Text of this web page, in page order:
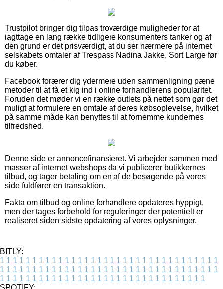
Trustpilot bringer dig tilpas troværdige muligheder for at
iagttage en lang række tidligere konsumenters tanker og af
den grund er det prisværdigt, at du ser nærmere på internet
selskabets omtaler af Trespass Nadina Jakke, Sort Large før
du køber.
Facebook forærer dig ydermere uden sammenligning pæne
metoder til at få et kig ind i online forhandlerens popularitet.
Foruden det møder vi en række outlets på nettet som gør det
muligt at formulere en omtale af deres købsoplevelse, hvilket
på samme måde kan benyttes til at fornemme kundernes
tilfredshed.
Denne side er annoncefinansieret. Vi arbejder sammen med
masser af internet webshops da vi publicerer butikkernes
tilbud, og tager betaling om en af de besøgende på vores
side fuldfører en transaktion.
Fakta om tilbud og online forhandlere opdateres hyppigt,
men der tages forbehold for reguleringer der potentielt er
realiseret siden sidste opdatering af vores oplysninger.
BITLY:
1 1 1 1 1 1 1 1 1 1 1 1 1 1 1 1 1 1 1 1 1 1 1 1 1 1 1 1 1 1 1 1 1 1
1 1 1 1 1 1 1 1 1 1 1 1 1 1 1 1 1 1 1 1 1 1 1 1 1 1 1 1 1 1 1 1 1 1
1 1 1 1 1 1 1 1 1 1 1 1 1 1 1 1 1 1 1 1 1 1 1 1 1 1 1 1 1 1 1 1
SPOTIFY: